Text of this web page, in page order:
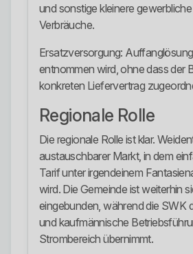
und sonstige kleinere
Verbräuche.
Ersatzversorgung:
entnommen wird, ohne dass der
konkreten Liefervertrag
Regionale Rolle
Die regionale Rolle ist klar.
austauschbarer Markt, in dem
Tarif unter irgendeinem
wird. Die Gemeinde ist weiterhin
eingebunden, während die SWK
und kaufmännische
Strombereich übernimmt.